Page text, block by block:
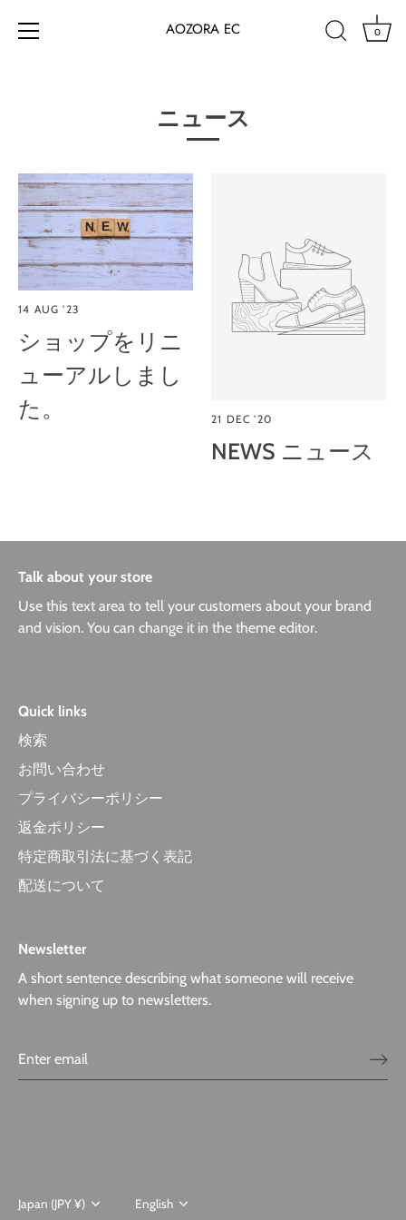
AOZORA EC 0
ニュース
14 AUG '23
ショップをリニ
ューアルしまし
た。
21 DEC '20
NEWS ニュース
Talk about your store
Use this text area to tell your customers about your brand
and vision. You can change it in the theme editor.
Quick links
検索
お問い合わせ
プライバシーポリシー
返金ポリシー
特定商取引法に基づく表記
配送について
Newsletter
A short sentence describing what someone will receive
when signing up to newsletters.
Currency
Japan (JPY ¥) Language
English